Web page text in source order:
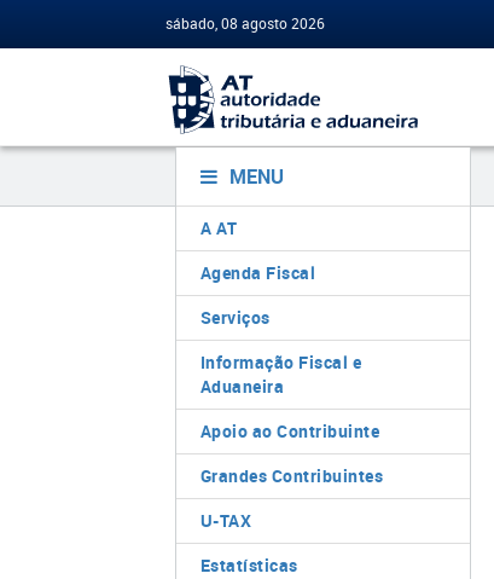
sábado, 08 agosto 2026
MENU
A AT
Agenda Fiscal
Serviços
Informação Fiscal e
Aduaneira
Apoio ao Contribuinte
Grandes Contribuintes
U-TAX
Estatísticas